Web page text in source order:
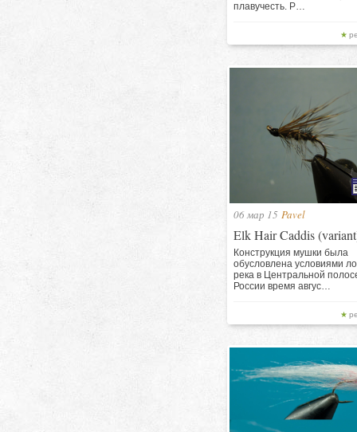
плавучесть. Р…
06 мар 15 Pavel
Elk Hair Caddis
Конструкция мушки была
обусловлена условиями
река в Центральной
России время авгус…